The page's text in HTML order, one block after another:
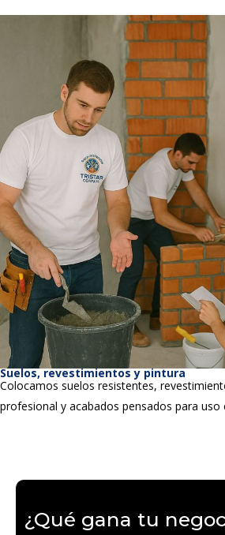
Suelos, revestimientos y pintura
Colocamos suelos resistentes,
profesional y acabados pensados para uso
¿Qué gana tu